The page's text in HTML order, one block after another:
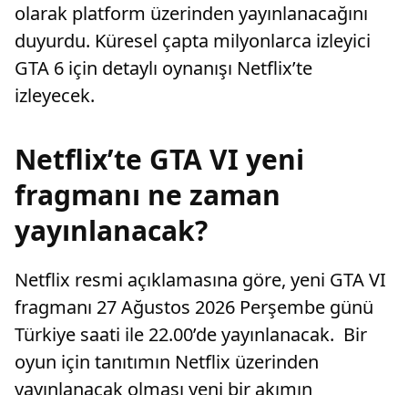
olarak platform üzerinden yayınlanacağını
duyurdu. Küresel çapta milyonlarca izleyici
GTA 6 için detaylı oynanışı Netflix’te
izleyecek.
Netflix’te GTA VI yeni
fragmanı ne zaman
yayınlanacak?
Netflix resmi açıklamasına göre, yeni GTA VI
fragmanı 27 Ağustos 2026 Perşembe günü
Türkiye saati ile 22.00’de yayınlanacak. Bir
oyun için tanıtımın Netflix üzerinden
yayınlanacak olması yeni bir akımın